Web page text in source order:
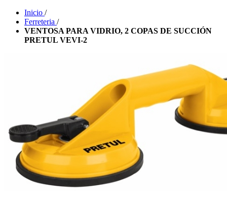
Inicio /
Ferreteria /
VENTOSA PARA VIDRIO, 2 COPAS DE SUCCIÓN
PRETUL VEVI-2